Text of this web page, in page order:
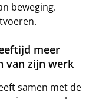
beweging.
meer
van zijn werk
samen met de